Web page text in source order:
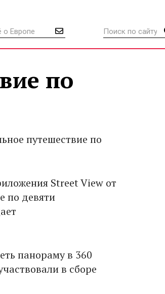
по
путешествие по
Street View от
по девяти
панораму в 360
в сборе